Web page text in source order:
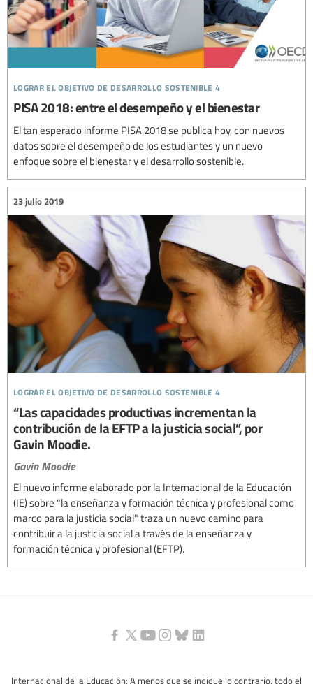
lograr el objetivo de desarrollo sostenible 4
PISA 2018: entre el desempeño y el bienestar
El tan esperado informe PISA 2018 se publica hoy, con nuevos
datos sobre el desempeño de los estudiantes y un nuevo
enfoque sobre el bienestar y el desarrollo sostenible.
lograr el objetivo de desarrollo sostenible 4
23 julio 2019
“Las capacidades productivas incrementan la
contribución de la EFTP a la justicia social”, por
Gavin Moodie.
Gavin Moodie
El nuevo informe elaborado por la Internacional de la Educación
(IE) sobre "la enseñanza y formación técnica y profesional como
marco para la justicia social" traza un nuevo camino para
contribuir a la justicia social a través de la enseñanza y
formación técnica y profesional (EFTP).
Internacional de la Educación: A menos que se indique lo contrario, todo el